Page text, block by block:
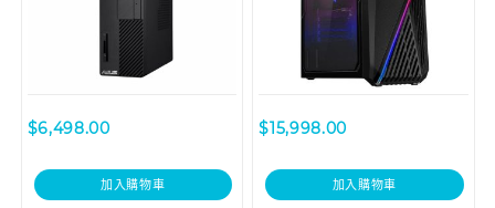
$6,498.00
加入購物車
$15,998.00
加入購物車